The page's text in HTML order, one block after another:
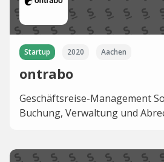
Startup 2020 Aachen
ontrabo
Geschäftsreise-Management
Buchung, Verwaltung und